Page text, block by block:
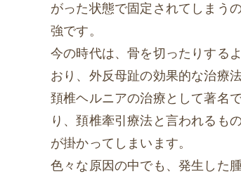
がった状態で固定されてしまう
強です。
今の時代は、骨を切ったりする
おり、外反母趾の効果的な治療
頚椎ヘルニアの治療として著名
り、頚椎牽引療法と言われるも
が掛かってしまいます。
色々な原因の中でも、発生した